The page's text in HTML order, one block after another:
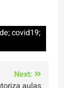
covid19;
Next: